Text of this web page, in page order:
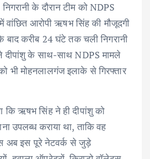
के दौरान टीम को NDPS
आरोपी ऋषभ सिंह की मौजूदगी
करीब 24 घंटे तक चली निगरानी
दीपांशु के साथ-साथ NDPS मामले
भी मोहनलालगंज इलाके से गिरफ्तार
ऋषभ सिंह ने ही दीपांशु को
उपलब्ध कराया था, ताकि वह
अब इस पूरे नेटवर्क से जुड़े